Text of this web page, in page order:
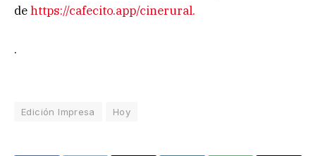
dehttps://cafecito.app/cinerural.
.
Edición Impresa Hoy